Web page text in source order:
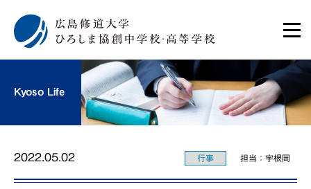
Kyoso Life
2022.05.02 行事 担当：宇根岡